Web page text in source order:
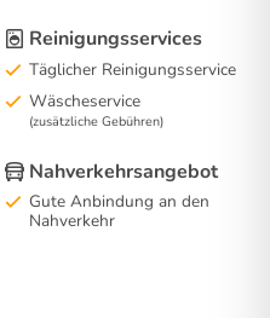
Reinigungsservices
Täglicher Reinigungsservice
Wäscheservice
(zusätzliche Gebühren)
Nahverkehrsangebot
Gute Anbindung an den
Nahverkehr